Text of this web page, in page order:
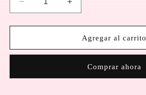
Reducir
cantidad
para
SHANGHAI
CRISTINA
Aumentar
cantidad
para
VERDE
SHANGHAI
CRISTINA
Agregar al carrito
Comprar ahora